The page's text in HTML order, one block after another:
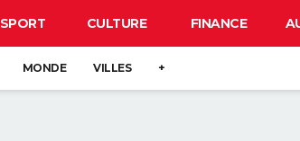
SPORT CULTURE FINANCE
MONDE VILLES +